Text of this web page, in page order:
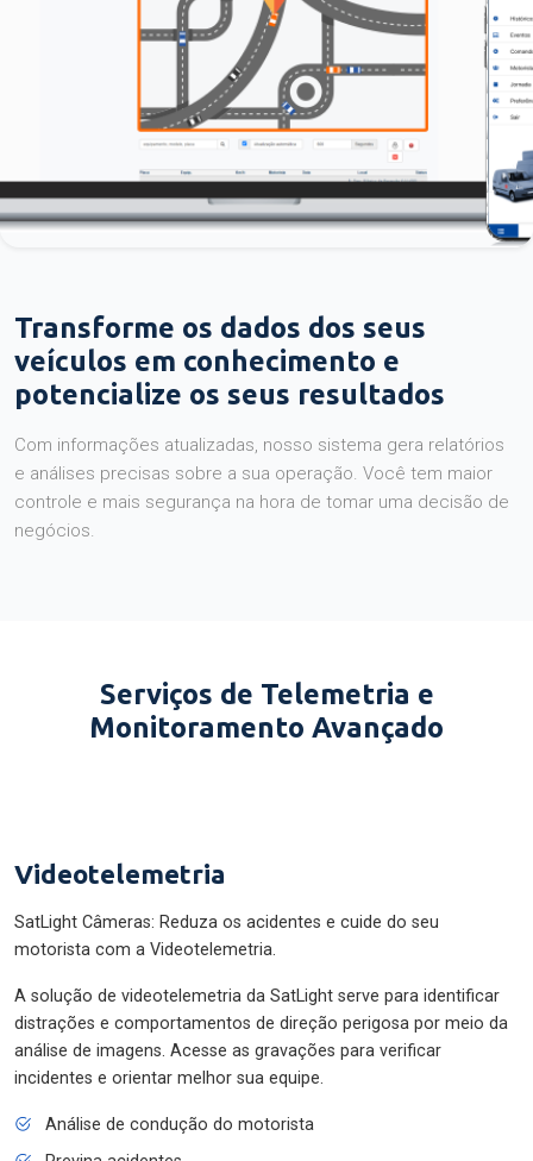
Transforme os dados dos seus
veículos em conhecimento e
potencialize os seus resultados
Com informações atualizadas, nosso sistema gera relatórios
e análises precisas sobre a sua operação. Você tem maior
controle e mais segurança na hora de tomar uma decisão de
negócios.
Serviços de Telemetria e
Monitoramento Avançado
Videotelemetria
SatLight Câmeras: Reduza os acidentes e cuide do seu
motorista com a Videotelemetria.
A solução de videotelemetria da SatLight serve para identificar
distrações e comportamentos de direção perigosa por meio da
análise de imagens. Acesse as gravações para verificar
incidentes e orientar melhor sua equipe.
Análise de condução do motorista